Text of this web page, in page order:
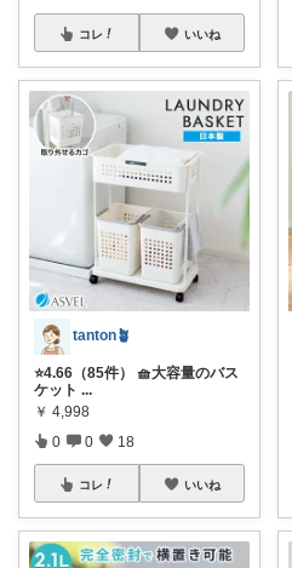
コレ いいね
tanton🪴
⭐4.66（85件） 🧺大容量のバス
ケット ...
￥ 4,998
0 0 18
コレ いいね